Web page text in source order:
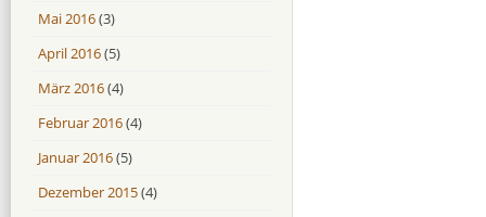
Mai 2016(3)
April 2016(5)
März 2016(4)
Februar 2016(4)
Januar 2016(5)
Dezember 2015(4)